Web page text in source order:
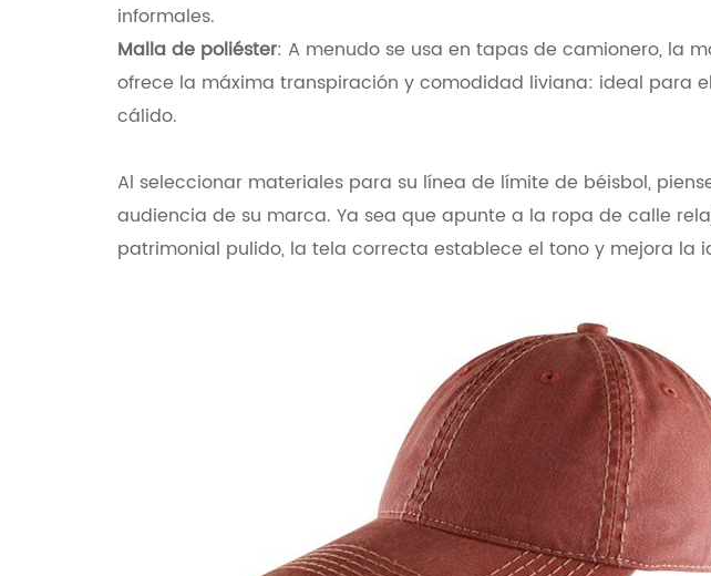
informales.
Malla de poliéster: A menudo se usa en tapas de camionero, la
ofrece la máxima transpiración y comodidad liviana: ideal para
cálido.
Al seleccionar materiales para su línea de límite de béisbol,
audiencia de su marca. Ya sea que apunte a la ropa de calle
patrimonial pulido, la tela correcta establece el tono y mejora la